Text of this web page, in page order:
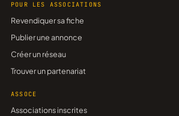
POUR LES ASSOCIATIONS
Revendiquer sa fiche
Publier une annonce
Créer un réseau
Trouver un partenariat
ASSOCE
Associations inscrites